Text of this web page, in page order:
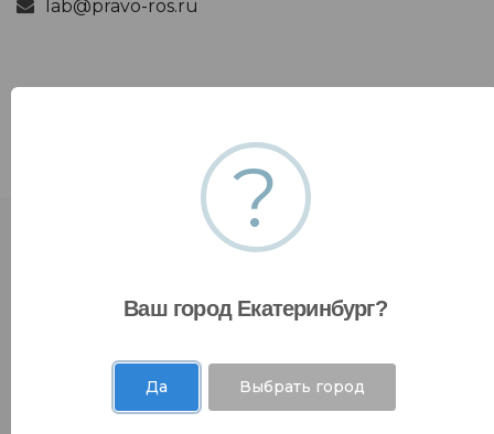
lab@pravo-ros.ru
Оставить заявку
?
Ваш город Екатеринбург?
Да Выбрать город